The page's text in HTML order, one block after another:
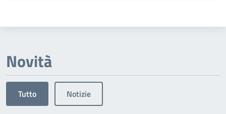
Novità
Tutto Notizie